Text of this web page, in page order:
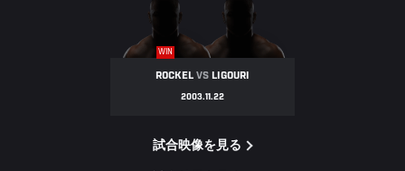
WIN
ROCKEL VSLIGOURI
2003.11.22
試合映像を見る